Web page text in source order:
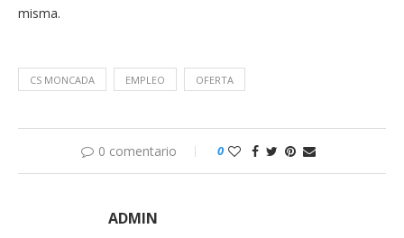
misma.
CS MONCADA EMPLEO OFERTA
0 comentario 0
ADMIN